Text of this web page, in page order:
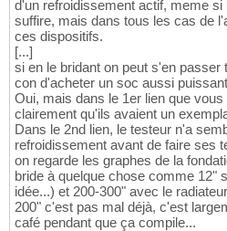
d'un refroidissement actif, meme
suffire, mais dans tous les cas de
ces dispositifs.
[...]
si en le bridant on peut s'en
con d'acheter un soc aussi
Oui, mais dans le 1er lien que
clairement qu'ils avaient un
Dans le 2nd lien, le testeur n'a
refroidissement avant de faire ses
on regarde les graphes de la
bride à quelque chose comme 12"
idée...) et 200-300" avec le
200" c'est pas mal déjà, c'est
café pendant que ça compile...